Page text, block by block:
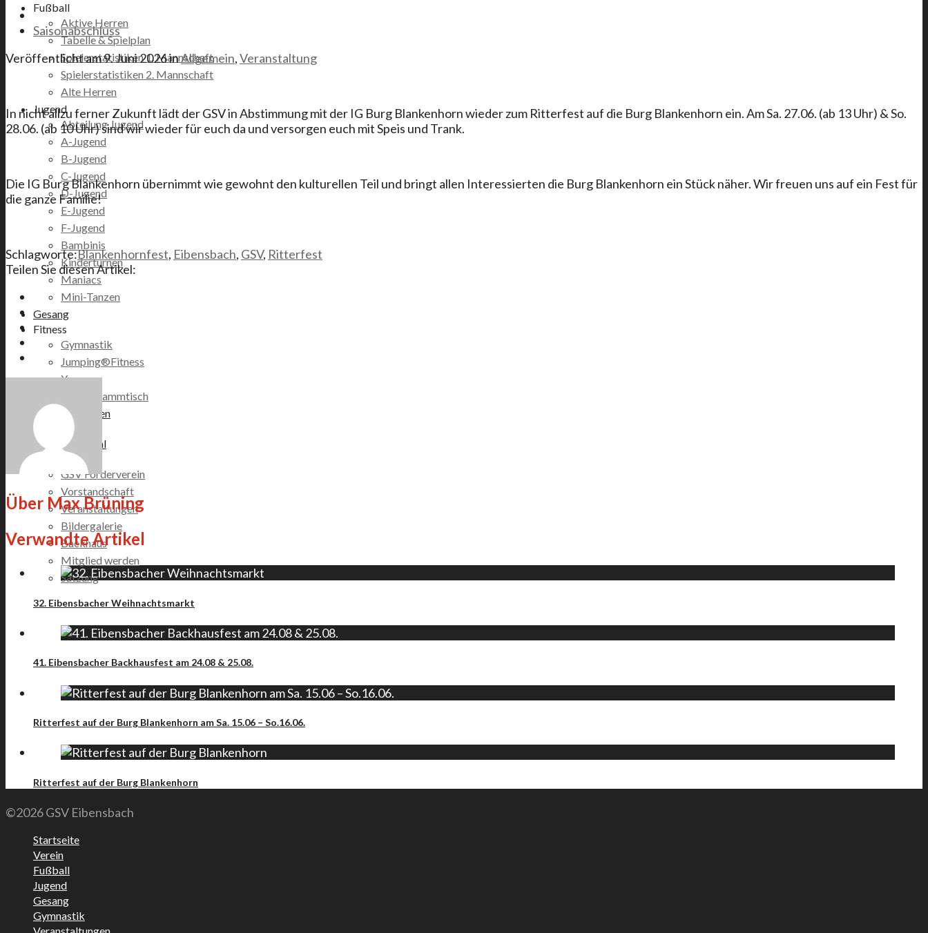
Fußball
Aktive Herren
Tabelle & Spielplan
Spielerstatistiken 1. Mannschaft
Spielerstatistiken 2. Mannschaft
Alte Herren
Jugend
Abteilung Jugend
A-Jugend
B-Jugend
C-Jugend
D-Jugend
E-Jugend
F-Jugend
Bambinis
Kinderturnen
Maniacs
Mini-Tanzen
Gesang
Fitness
Gymnastik
Jumping®Fitness
Yoga
Boule-Stammtisch
Veranstaltungen
Vereinsshop
Zabergäupokal
Förderverein
GSV Förderverein
Vorstandschaft
Veranstaltungen
Bildergalerie
Backhaus
Mitglied werden
Satzung
Saisonabschluss
Veröffentlicht am9. Juni 2026inAllgemein,Veranstaltung
In nicht allzu ferner Zukunft lädt der GSV in Abstimmung mit der IG Burg Blankenhorn wieder zum Ritterfest auf die Burg Blankenhorn ein. Am Sa. 27.06. (ab 13 Uhr) & So.
28.06. (ab 10 Uhr) sind wir wieder für euch da und versorgen euch mit Speis und Trank.
Die IG Burg Blankenhorn übernimmt wie gewohnt den kulturellen Teil und bringt allen Interessierten die Burg Blankenhorn ein Stück näher. Wir freuen uns auf ein Fest für
die ganze Familie!
Schlagworte:Blankenhornfest, Eibensbach, GSV, Ritterfest
Teilen Sie diesen Artikel:
Über Max Brüning
Verwandte Artikel
32. Eibensbacher Weihnachtsmarkt
41. Eibensbacher Backhausfest am 24.08 & 25.08.
Ritterfest auf der Burg Blankenhorn am Sa. 15.06 – So.16.06.
Ritterfest auf der Burg Blankenhorn
©2026 GSV Eibensbach
Startseite
Verein
Fußball
Jugend
Gesang
Gymnastik